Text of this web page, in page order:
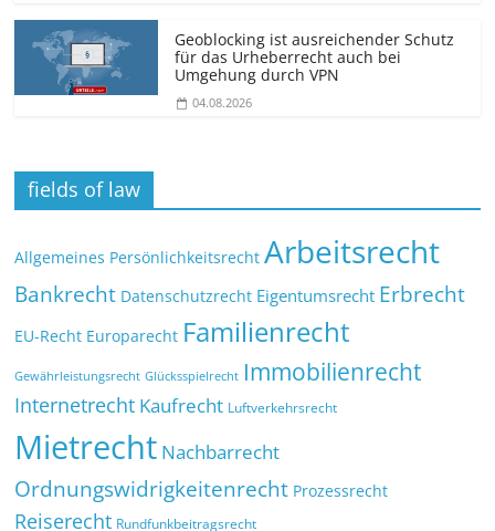
Geoblocking ist ausreichender Schutz
für das Urheberrecht auch bei
Umgehung durch VPN
04.08.2026
fields of law
Allgemeines Persönlichkeitsrecht Arbeitsrecht
Bankrecht Datenschutzrecht Eigentumsrecht Erbrecht
EU-Recht Europarecht Familienrecht
Gewährleistungsrecht Glücksspielrecht Immobilienrecht
Internetrecht Kaufrecht Luftverkehrsrecht
Mietrecht Nachbarrecht
Ordnungswidrigkeitenrecht Prozessrecht
Reiserecht Rundfunkbeitragsrecht